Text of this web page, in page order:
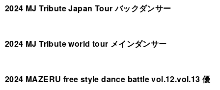
2024 MJ Tribute Japan Tour バックダンサー
2024 MJ Tribute world tour メインダンサー
2024 MAZERU free style dance battle vol.12.vol.13 優